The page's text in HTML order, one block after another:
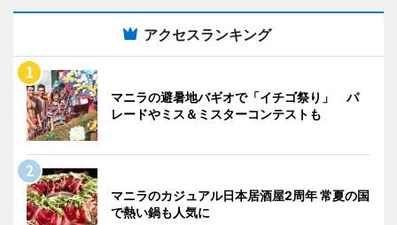
アクセスランキング
マニラの避暑地バギオで「イチゴ祭り」 パ
レードやミス＆ミスターコンテストも
マニラのカジュアル日本居酒屋2周年 常夏の国
で熱い鍋も人気に